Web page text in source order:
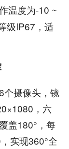
温度为-10 ~
级IP67，适
摄像头，镜
，六
盖180°，每
实现360°全